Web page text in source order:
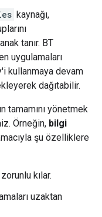
kaynağı,
tanır. BT
uygulamaları
kullanmaya devam
dağıtabilir.
tamamını yönetmek
Örneğin, bilgi
şu özelliklere
kılar.
uzaktan